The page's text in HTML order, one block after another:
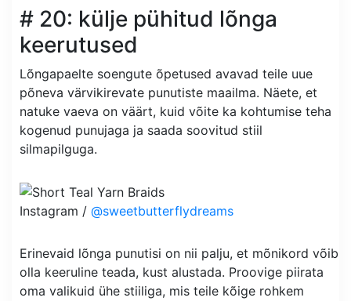
# 20: külje pühitud lõnga
keerutused
Lõngapaelte soengute õpetused avavad teile uue
põneva värvikirevate punutiste maailma. Näete, et
natuke vaeva on väärt, kuid võite ka kohtumise teha
kogenud punujaga ja saada soovitud stiil
silmapilguga.
Instagram / @sweetbutterflydreams
Erinevaid lõnga punutisi on nii palju, et mõnikord võib
olla keeruline teada, kust alustada. Proovige piirata
oma valikuid ühe stiiliga, mis teile kõige rohkem